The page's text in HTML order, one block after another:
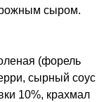
сыром.
(форель
сырный соус
10%, крахмал